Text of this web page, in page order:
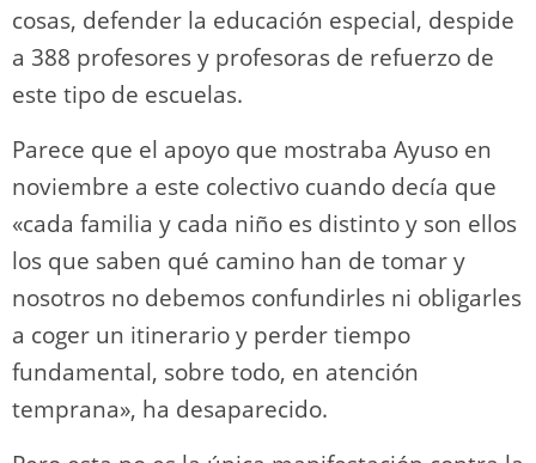
cosas, defender la educación especial, despide
a 388 profesores y profesoras de refuerzo de
este tipo de escuelas.
Parece que el apoyo que mostraba Ayuso en
noviembre a este colectivo cuando decía que
«cada familia y cada niño es distinto y son ellos
los que saben qué camino han de tomar y
nosotros no debemos confundirles ni obligarles
a coger un itinerario y perder tiempo
fundamental, sobre todo, en atención
temprana», ha desaparecido.